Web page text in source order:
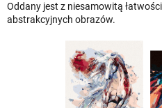
Oddany jest z niesamowitą
abstrakcyjnych obrazów.